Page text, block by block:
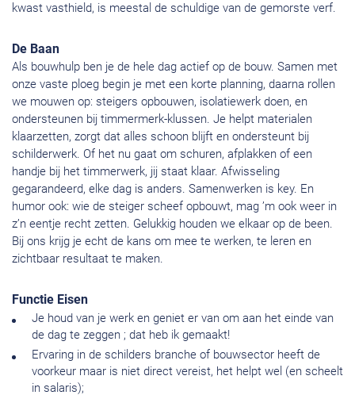
kwast vasthield, is meestal de schuldige van de gemorste verf.
De Baan
Als bouwhulp ben je de hele dag actief op de bouw. Samen met
onze vaste ploeg begin je met een korte planning, daarna rollen
we mouwen op: steigers opbouwen, isolatiewerk doen, en
ondersteunen bij timmermerk-klussen. Je helpt materialen
klaarzetten, zorgt dat alles schoon blijft en ondersteunt bij
schilderwerk. Of het nu gaat om schuren, afplakken of een
handje bij het timmerwerk, jij staat klaar. Afwisseling
gegarandeerd, elke dag is anders. Samenwerken is key. En
humor ook: wie de steiger scheef opbouwt, mag ’m ook weer in
z’n eentje recht zetten. Gelukkig houden we elkaar op de been.
Bij ons krijg je echt de kans om mee te werken, te leren en
zichtbaar resultaat te maken.
Functie Eisen
Je houd van je werk en geniet er van om aan het einde van
de dag te zeggen ; dat heb ik gemaakt!
Ervaring in de schilders branche of bouwsector heeft de
voorkeur maar is niet direct vereist, het helpt wel (en scheelt
in salaris);